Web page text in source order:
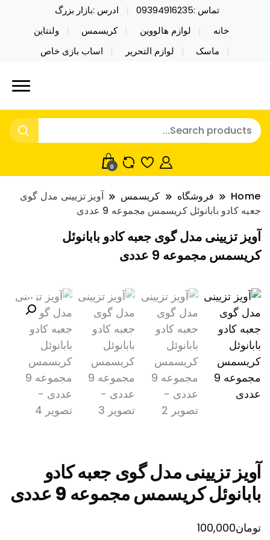
تماس :09394916235
ادرس :بازار بزرگ
خانه
لوازم هالووین کریسمس
ولنتاین
ماسک
لوازم التحریر اساب بازی خاص
نایکر توی فروش عمده لوازم هالووین
ولن تاین کادویی کریسمس اکسسوری
خرید محصولات خاص فیجت اسباب بازی تراول ماگ نایکر
توی فروش عمده لوازم هالووین ولن تاین کادویی
کریسمس اکسسوری ماسک در واردات مستقیم
0
Home فروشگاه کریسمس
آویز تزیینی مدل گوی
جعبه کادو بابانوئل کریسمس مجموعه 9 عددی
آویز تزیینی مدل گوی جعبه کادو بابانوئل
کریسمس مجموعه 9 عددی
آویز تزیینی مدل گوی جعبه کادو
بابانوئل کریسمس مجموعه 9 عددی
تومان100,000